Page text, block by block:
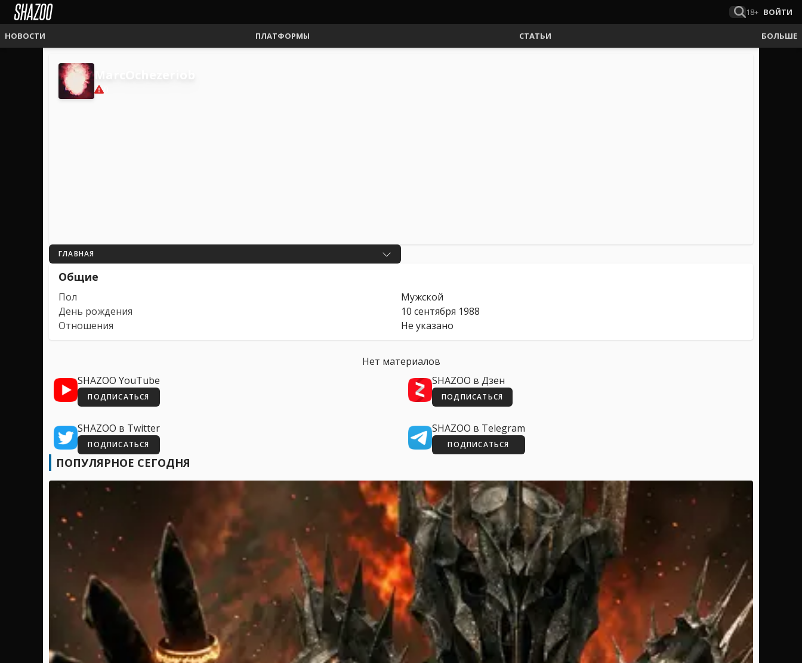
18+ ВОЙТИ
НОВОСТИ ПЛАТФОРМЫ СТАТЬИ БОЛЬШЕ
ГЛАВНАЯ
Общие
Пол
Мужской
День рождения
10 сентября 1988
Отношения
Не указано
Нет материалов
SHAZOO YouTube
ПОДПИСАТЬСЯ
SHAZOO в Дзен
ПОДПИСАТЬСЯ
SHAZOO в Twitter
ПОДПИСАТЬСЯ
SHAZOO в Telegram
ПОДПИСАТЬСЯ
ПОПУЛЯРНОЕ СЕГОДНЯ